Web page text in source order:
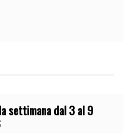
settimana dal 3 al 9